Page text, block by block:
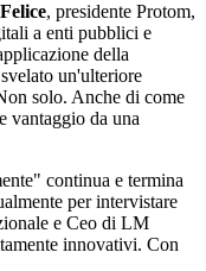
, presidente Protom,
a enti pubblici e
della
un'ulteriore
solo. Anche di come
vantaggio da una
continua e termina
per intervistare
e Ceo di LM
innovativi. Con